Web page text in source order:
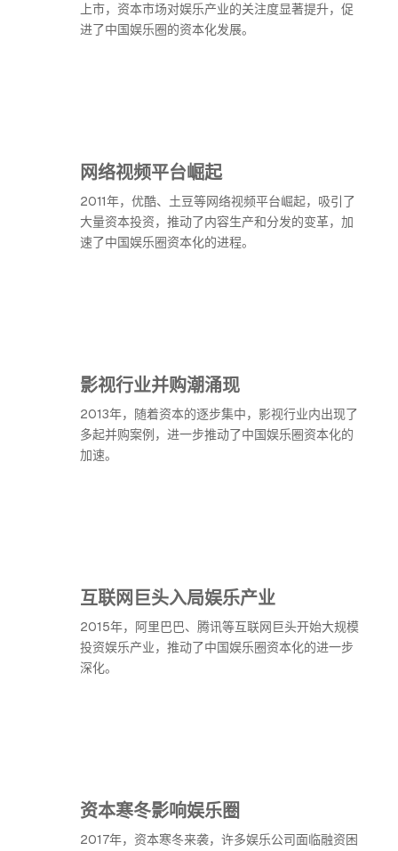
上市，资本市场对娱乐产业的关注度显著提升，促
进了中国娱乐圈的资本化发展。
网络视频平台崛起
2011年，优酷、土豆等网络视频平台崛起，吸引了
大量资本投资，推动了内容生产和分发的变革，加
速了中国娱乐圈资本化的进程。
影视行业并购潮涌现
2013年，随着资本的逐步集中，影视行业内出现了
多起并购案例，进一步推动了中国娱乐圈资本化的
加速。
互联网巨头入局娱乐产业
2015年，阿里巴巴、腾讯等互联网巨头开始大规模
投资娱乐产业，推动了中国娱乐圈资本化的进一步
深化。
资本寒冬影响娱乐圈
2017年，资本寒冬来袭，许多娱乐公司面临融资困